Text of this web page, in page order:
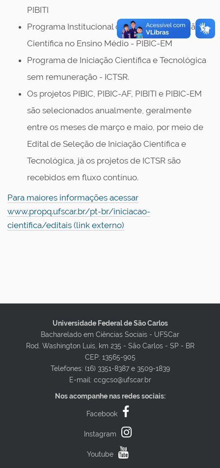
PIBITI
Programa Institucional de Bolsas de Iniciação
Científica no Ensino Médio - PIBIC-EM
Programa de Iniciação Científica e Tecnológica
sem remuneração - ICTSR.
Os projetos PIBIC, PIBIC-AF, PIBITI e PIBIC-EM
são selecionados anualmente, geralmente
entre os meses de março e maio, por meio de
Edital de Seleção de Iniciação Científica e
Tecnológica, já os projetos de ICTSR são
recebidos em fluxo contínuo.
Para maiores informações acessar
www.propq.ufscar.br/pt-br/iniciacao-
cientifica/editais (link externo)
Universidade Federal de São Carlos
Bacharelado em Ciências Sociais - UFSCar
Rod. Washington Luis, km 235 - São Carlos - SP - BR
CEP: 13565-905
Telefones: (16) 3351-8387 e 3509-1839
E-mail: ccgcso@ufscar.br
Nos acompanhe nas redes sociais:
Facebook
Instagram
Youtube